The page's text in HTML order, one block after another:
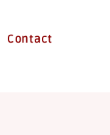
Contact